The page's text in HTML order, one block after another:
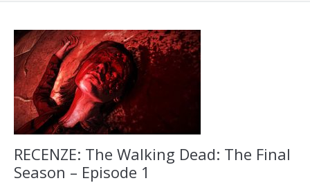
RECENZE: The Walking Dead: The Final
Season – Episode 1